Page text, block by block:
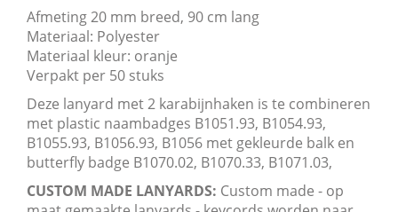
Afmeting 20 mm breed, 90 cm lang
Materiaal: Polyester
Materiaal kleur: oranje
Verpakt per 50 stuks
Deze lanyard met 2 karabijnhaken is te combineren
met plastic naambadges B1051.93, B1054.93,
B1055.93, B1056.93, B1056 met gekleurde balk en
butterfly badge B1070.02, B1070.33, B1071.03,
CUSTOM MADE LANYARDS: Custom made - op